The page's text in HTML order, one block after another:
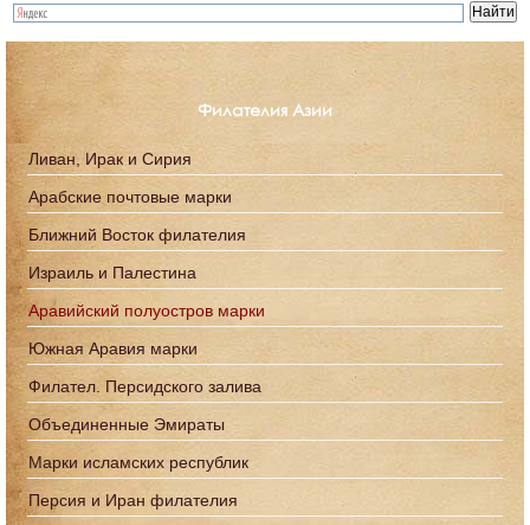
Филателия Азии
Ливан, Ирак и Сирия
Арабские почтовые марки
Ближний Восток филателия
Израиль и Палестина
Аравийский полуостров марки
Южная Аравия марки
Филател. Персидского залива
Объединенные Эмираты
Марки исламских республик
Персия и Иран филателия